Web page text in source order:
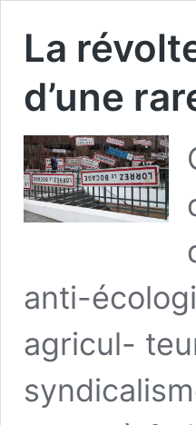
La
d’une
anti-
agricul-